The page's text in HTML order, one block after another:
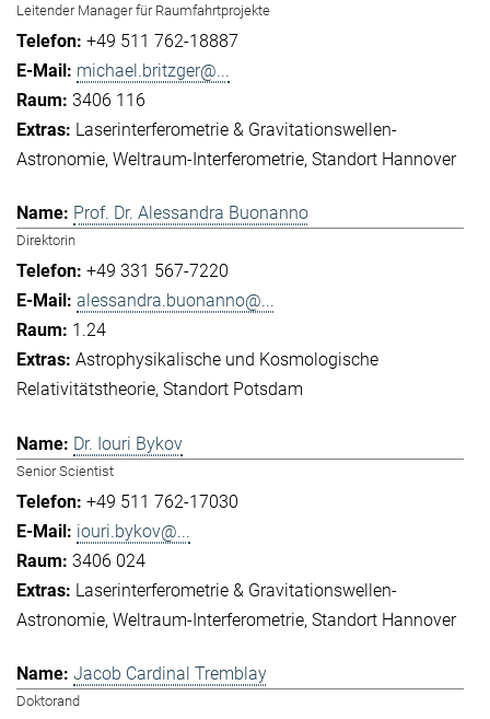
Leitender Manager für Raumfahrtprojekte
+49 511 762-18887
michael.britzger@...
3406 116
Laserinterferometrie & Gravitationswellen-
Astronomie Weltraum-Interferometrie Standort Hannover
Prof. Dr. Alessandra Buonanno
Direktorin
+49 331 567-7220
alessandra.buonanno@...
1.24
Astrophysikalische und Kosmologische
Relativitätstheorie Standort Potsdam
Dr. Iouri Bykov
Senior Scientist
+49 511 762-17030
iouri.bykov@...
3406 024
Laserinterferometrie & Gravitationswellen-
Astronomie Weltraum-Interferometrie Standort Hannover
Jacob Cardinal Tremblay
Doktorand